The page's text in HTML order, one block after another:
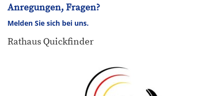
Anregungen, Fragen?
Melden Sie sich bei uns.
Rathaus Quickfinder